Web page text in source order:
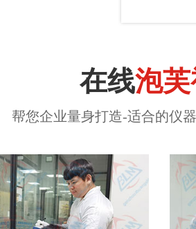
在线泡
帮您企业量身打造-适合的仪器